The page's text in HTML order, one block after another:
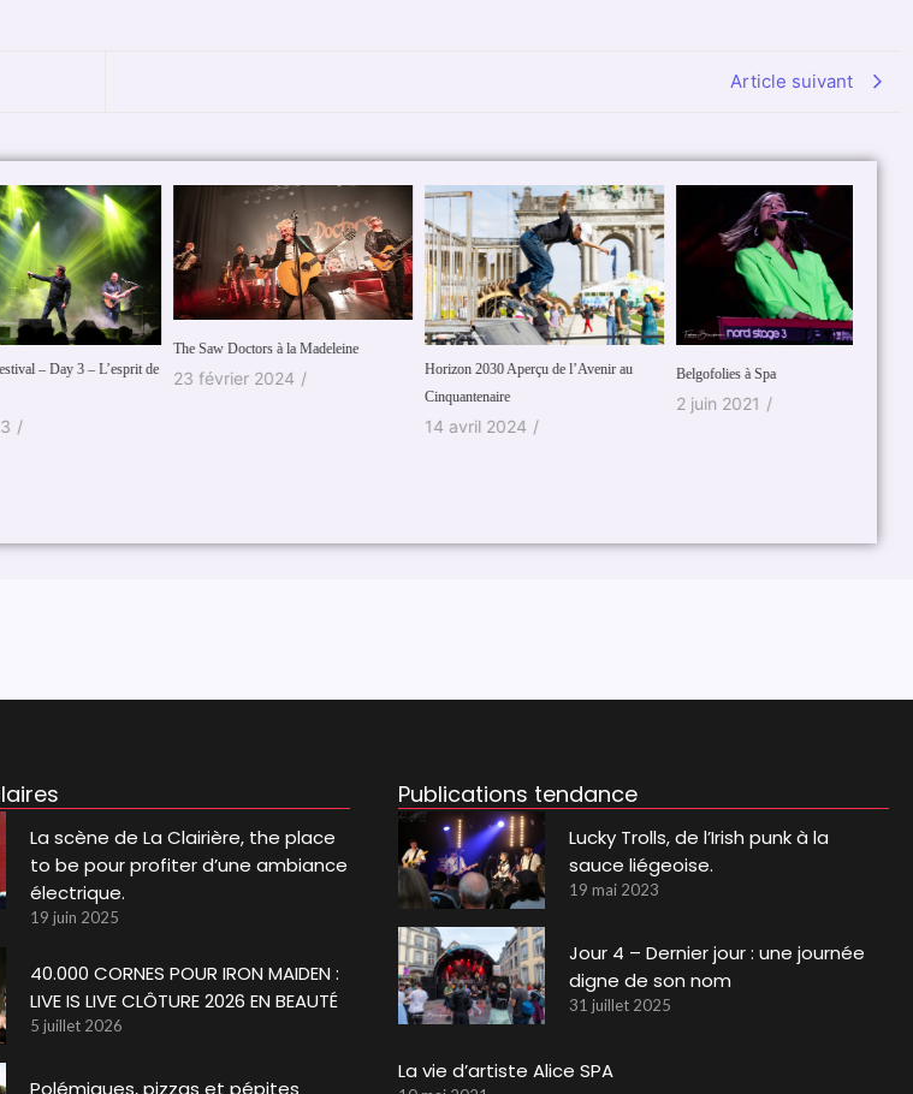
Article suivant
3 – L’esprit de
The Saw Doctors à la Madeleine
23 février 2024 /
Horizon 2030 Aperçu de l’Avenir au
Cinquantenaire
14 avril 2024 /
Belgofolies à Spa
2 juin 2021 /
La scène de La Clairière, the place
to be pour profiter d’une ambiance
électrique.
19 juin 2025
40.000 CORNES POUR IRON MAIDEN :
LIVE IS LIVE CLÔTURE 2026 EN BEAUTÉ
5 juillet 2026
Polémiques, pizzas et pépites
Publications tendance
Lucky Trolls, de l’Irish punk à la
sauce liégeoise.
19 mai 2023
Jour 4 – Dernier jour : une journée
digne de son nom
31 juillet 2025
La vie d’artiste Alice SPA